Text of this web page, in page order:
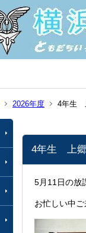
2026年度 4年生
4年生 上郷
5月11日の放
お忙しい中